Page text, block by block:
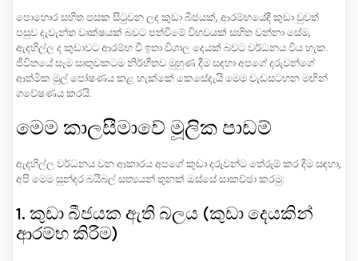
පොහොර සහිත පසක සිටුවන ලද කුඩා බීජයක්, ආරම්භයේදී කුඩා වුවත්
පසුව දැවැන්ත වෘක්ෂයක් බවට පත්වීමේ විභවයක් සහිත වන්නා සේම,
ඇදහිල්ල ද කුඩාවට ආරම්භ වී ඉතා විශාල දෙයක් බවට වර්ධනය විය හැක.
ජීවිතයේ සෑම සෘතුවකටම නිර්භීතව මුහුණ දීම සඳහා අපගේ දරුවන්ගේ
ආත්මික මුල් පෝෂණය කළ හැක්කේ කෙසේදැයි මෙම වැඩසටහන මඟින්
ගවේෂණය කරයි.
මෙම කාලසීමාවේ මූලික පාඩම්
ඇදහිල්ල වර්ධනය වන ආකාරය අපගේ කුඩා දරුවන්ට තේරුම් කර දීම සඳහා,
අපි මෙම සුන්දර බයිබල් සත්‍යයන් තුනක් ඔස්සේ සාකච්ඡා කරමු:
1. කුඩා බීජයක ඇති බලය (කුඩා දෙයකින්
ආරම්භ කිරීම)